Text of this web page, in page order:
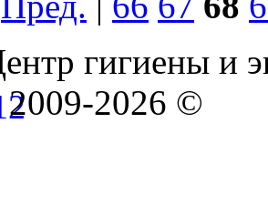
гигиены и
2009-2026 ©